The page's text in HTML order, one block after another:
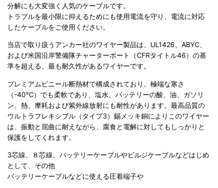
分解にも大変強く人気のケーブルです。
トラブルを最小限に抑えるためにも使用電流を守り、電流に対応
したケーブルをご使用ください。
当店で取り扱うアンカー社のワイヤー製品は、UL1426、ABYC、
および米国沿岸警備隊チャーターボート（CFRタイトル46）の基
準を超える、最も耐久性があるワイヤーです。
プレミアムビニール断熱材で構成されており、極端な寒さ
（-40℃）でも柔軟であり、塩水、バッテリーの酸、油、ガソリ
ン、熱、摩耗および紫外線放射にも耐性があります。最高品質の
ウルトラフレキシブル（タイプ3）錫メッキ銅によりこのワイヤー
は、振動と屈曲に耐えながら、腐食と電解に対してもしっかりと
保護をしてくれます。
3芯線、８芯線、バッテリーケーブルやビルジケーブルなどはじめ
として、その他
バッテリーケーブルなどに使える圧着端子や